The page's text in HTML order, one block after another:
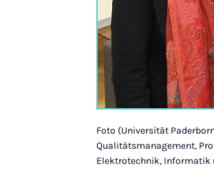
Foto (Universität
Qualitätsmanagement,
Elektrotechnik, Informatik